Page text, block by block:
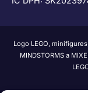
Logo LEGO,
MINDSTORMS a